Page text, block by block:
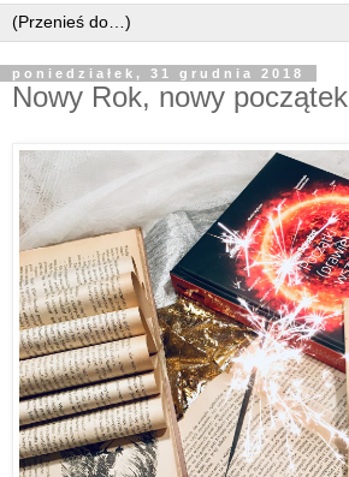
poniedziałek, 31 grudnia 2018
Nowy Rok, nowy początek